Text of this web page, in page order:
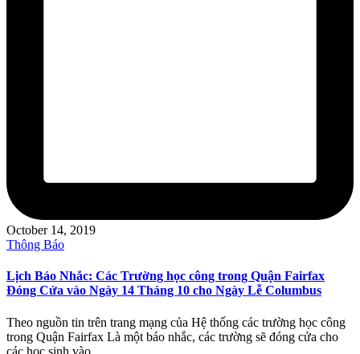
October 14, 2019
Posted
Thông Báo
Lịch Báo Nhắc: Các Trường học công trong Quận Fairfax
Đóng Cửa vào Ngày 14 Tháng 10 cho Ngày Lễ Columbus
Theo nguồn tin trên trang mạng của Hệ thống các trường học công
trong Quận Fairfax Là một báo nhắc, các trường sẽ đóng cửa cho
các học sinh vào…